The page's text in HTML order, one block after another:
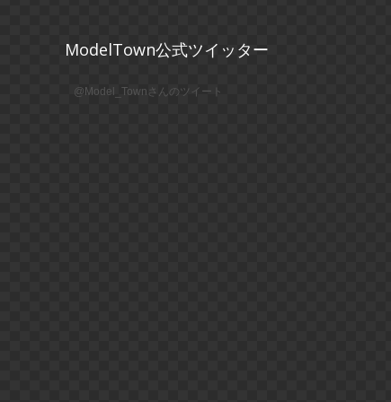
ModelTown公式ツイッター
@Model_Townさんのツイート